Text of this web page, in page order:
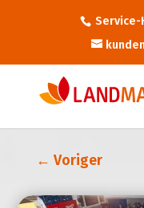
Service-
← Voriger